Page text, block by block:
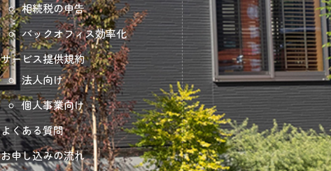
相続税の申告
バックオフィス効率化
サービス提供規約
法人向け
個人事業向け
よくある質問
お申し込みの流れ